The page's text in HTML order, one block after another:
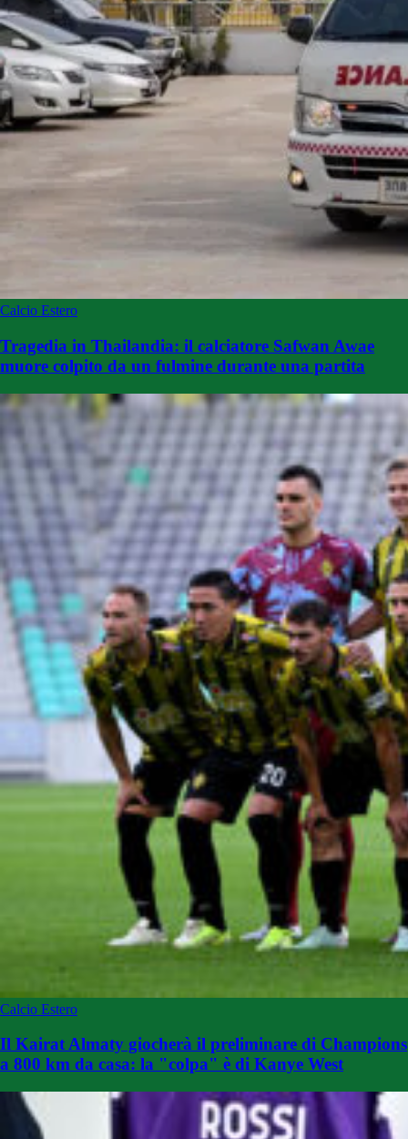
Calcio Estero
Tragedia in Thailandia: il calciatore Safwan Awae
muore colpito da un fulmine durante una partita
Calcio Estero
Il Kairat Almaty giocherà il preliminare di Champions
a 800 km da casa: la "colpa" è di Kanye West